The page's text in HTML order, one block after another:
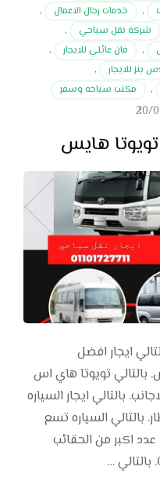
, خدمات رجال الاعمال
,
شركة نقل سياحي
,
, فان عائلي للايجار
,
بنز للايجار
,
, مكتب سياحه وسفر
20/
هايس
ايجار افضل
تويوتا هاي اس
بالتالي ايجار السياره
بالتالي السياره تسع
عدد اكبر من الحقائب